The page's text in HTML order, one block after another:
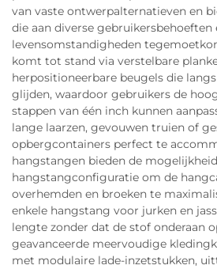
van vaste ontwerpalternatieven en
die aan diverse gebruikersbehoeften
levensomstandigheden
komt tot stand via verstelbare
herpositioneerbare beugels die
glijden, waardoor gebruikers de
stappen van één inch kunnen
lange laarzen, gevouwen truien of
opbergcontainers perfect te
hangstangen bieden de
hangstangconfiguratie om de
overhemden en broeken te
enkele hangstang voor jurken en
lengte zonder dat de stof onderaan
geavanceerde meervoudige
met modulaire lade-inzetstukken,